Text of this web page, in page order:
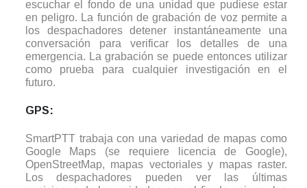
escuchar el fondo de una unidad que pudiese estar
en peligro. La función de grabación de voz permite a
los despachadores detener instantáneamente una
conversación para verificar los detalles de una
emergencia. La grabación se puede entonces utilizar
como prueba para cualquier investigación en el
futuro.
GPS:
SmartPTT trabaja con una variedad de mapas como
Google Maps (se requiere licencia de Google),
OpenStreetMap, mapas vectoriales y mapas raster.
Los despachadores pueden ver las últimas